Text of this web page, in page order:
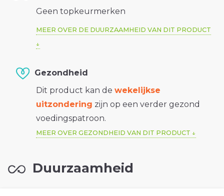
Geen topkeurmerken
MEER OVER DE DUURZAAMHEID VAN DIT PRODUCT
Gezondheid
Dit product kan de wekelijkse
uitzondering zijn op een verder gezond
voedingspatroon.
MEER OVER GEZONDHEID VAN DIT PRODUCT
Duurzaamheid